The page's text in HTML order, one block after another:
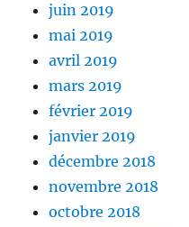
juin 2019
mai 2019
avril 2019
mars 2019
février 2019
janvier 2019
décembre 2018
novembre 2018
octobre 2018